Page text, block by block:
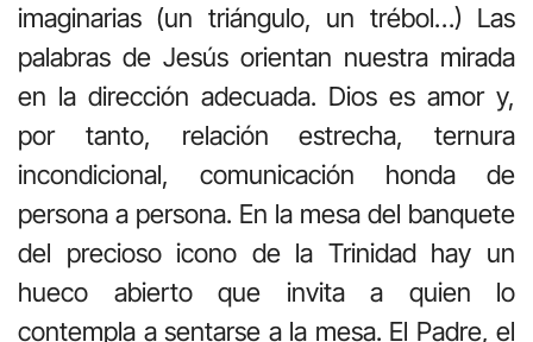
imaginarias (un triángulo, un trébol…) Las
palabras de Jesús orientan nuestra mirada
en la dirección adecuada. Dios es amor y,
por tanto, relación estrecha, ternura
incondicional, comunicación honda de
persona a persona. En la mesa del banquete
del precioso icono de la Trinidad hay un
hueco abierto que invita a quien lo
contempla a sentarse a la mesa. El Padre, el